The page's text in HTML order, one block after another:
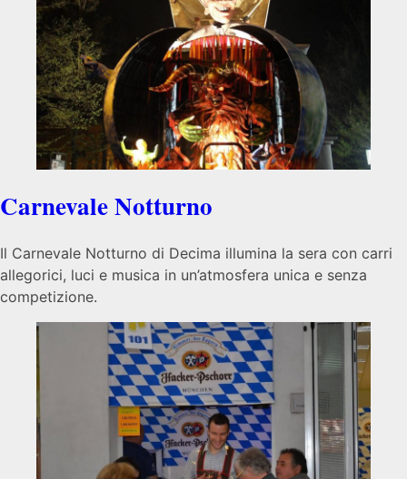
Carnevale Notturno
Il Carnevale Notturno di Decima illumina la sera con carri
allegorici, luci e musica in un’atmosfera unica e senza
competizione.